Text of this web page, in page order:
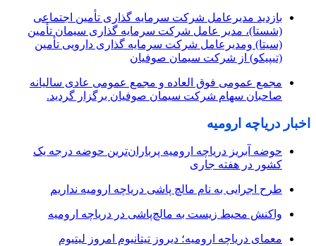
بازدید مدیرعامل شرکت سرمایه گذاری تأمین اجتماعی
(شستا)، مدیر عامل شرکت سرمایه گذاری سیمان تأمین
(سیتا) ومدیرعامل شرکت سرمایه گذاری دارویی تأمین
(تیپیکو) از شرکت سیمان صوفیان
مجمع عمومی فوق العاده و مجمع عمومی عادی سالیانه
صاحبان سهام شرکت سیمان صوفیان برگزار گردید.
اخبار دریاچه ارومیه
حوضه آبریز دریاچه ارومیه پرباران‌ترین حوضه‌ درجه یک
کشور در هفته جاری
طرح اجرایی به نام مالچ پاشی دریاچه ارومیه نداریم
واکنش محیط زیست به مالچ‌پاشی در دریاچه ارومیه
معمای دریاچه ارومیه؛ دیروز تیتانیوم امروز لیتیوم